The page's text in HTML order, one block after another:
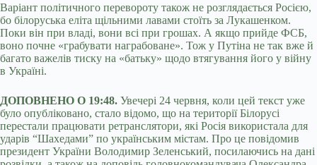
Варіант політичного перевороту також не розглядається Росією,
бо білоруська еліта щільними лавами стоїть за Лукашенком.
Поки він при владі, вони всі при грошах. А якщо прийде ФСБ,
воно почне «грабувати награбоване». Тож у Путіна не так вже й
багато важелів тиску на «батьку» щодо втягування його у війну
в Україні.
ДОПОВНЕНО О 19:48. Увечері 24 червня, коли цей текст уже
було опубліковано, стало відомо, що на території Білорусі
перестали працювати ретранслятори, які Росія використала для
ударів “Шахедами” по українським містам. Про це повідомив
президент України Володимир Зеленський, посилаючись на дані